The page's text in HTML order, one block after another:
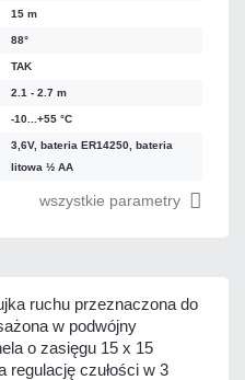
15 m
88°
TAK
2.1 - 2.7 m
-10...+55 °C
3,6V, bateria ER14250, bateria
litowa ½ AA
wszystkie parametry
ruchu przeznaczona do
w podwójny
o zasięgu 15 x 15
regulację czułości w 3